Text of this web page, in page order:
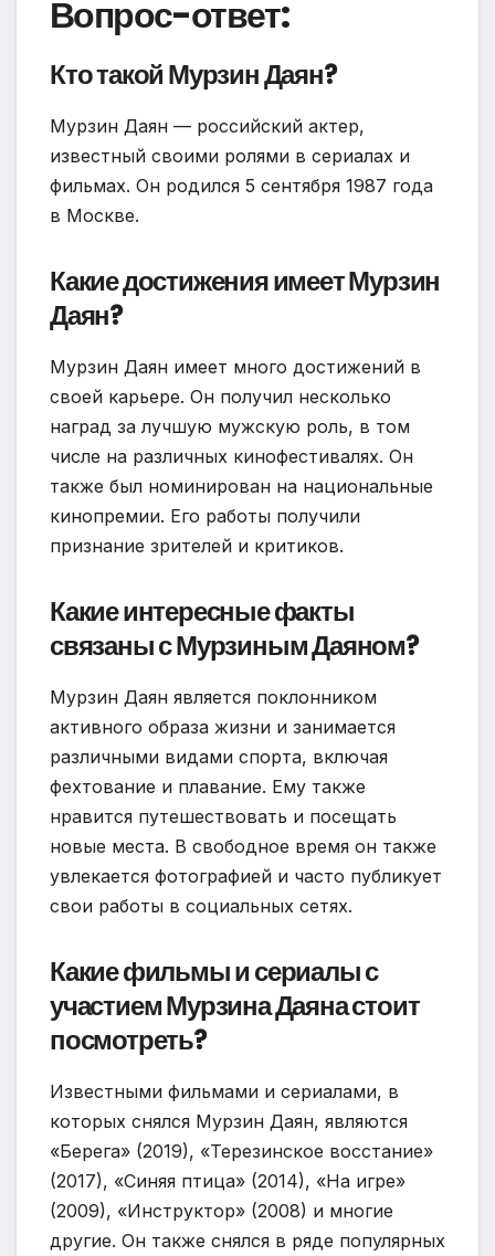
Вопрос-ответ:
Кто такой Мурзин Даян?
Мурзин Даян — российский актер,
известный своими ролями в сериалах и
фильмах. Он родился 5 сентября 1987 года
в Москве.
Какие достижения имеет Мурзин
Даян?
Мурзин Даян имеет много достижений в
своей карьере. Он получил несколько
наград за лучшую мужскую роль, в том
числе на различных кинофестивалях. Он
также был номинирован на национальные
кинопремии. Его работы получили
признание зрителей и критиков.
Какие интересные факты
связаны с Мурзиным Даяном?
Мурзин Даян является поклонником
активного образа жизни и занимается
различными видами спорта, включая
фехтование и плавание. Ему также
нравится путешествовать и посещать
новые места. В свободное время он также
увлекается фотографией и часто публикует
свои работы в социальных сетях.
Какие фильмы и сериалы с
участием Мурзина Даяна стоит
посмотреть?
Известными фильмами и сериалами, в
которых снялся Мурзин Даян, являются
«Берега» (2019), «Терезинское восстание»
(2017), «Синяя птица» (2014), «На игре»
(2009), «Инструктор» (2008) и многие
другие. Он также снялся в ряде популярных